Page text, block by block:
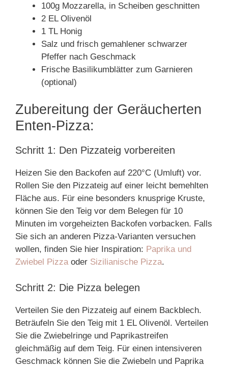
100g Mozzarella, in Scheiben geschnitten
2 EL Olivenöl
1 TL Honig
Salz und frisch gemahlener schwarzer
Pfeffer nach Geschmack
Frische Basilikumblätter zum Garnieren
(optional)
Zubereitung der Geräucherten
Enten-Pizza:
Schritt 1: Den Pizzateig vorbereiten
Heizen Sie den Backofen auf 220°C (Umluft) vor.
Rollen Sie den Pizzateig auf einer leicht bemehlten
Fläche aus. Für eine besonders knusprige Kruste,
können Sie den Teig vor dem Belegen für 10
Minuten im vorgeheizten Backofen vorbacken. Falls
Sie sich an anderen Pizza-Varianten versuchen
wollen, finden Sie hier Inspiration: Paprika und
Zwiebel Pizzaoder Sizilianische Pizza.
Schritt 2: Die Pizza belegen
Verteilen Sie den Pizzateig auf einem Backblech.
Beträufeln Sie den Teig mit 1 EL Olivenöl. Verteilen
Sie die Zwiebelringe und Paprikastreifen
gleichmäßig auf dem Teig. Für einen intensiveren
Geschmack können Sie die Zwiebeln und Paprika